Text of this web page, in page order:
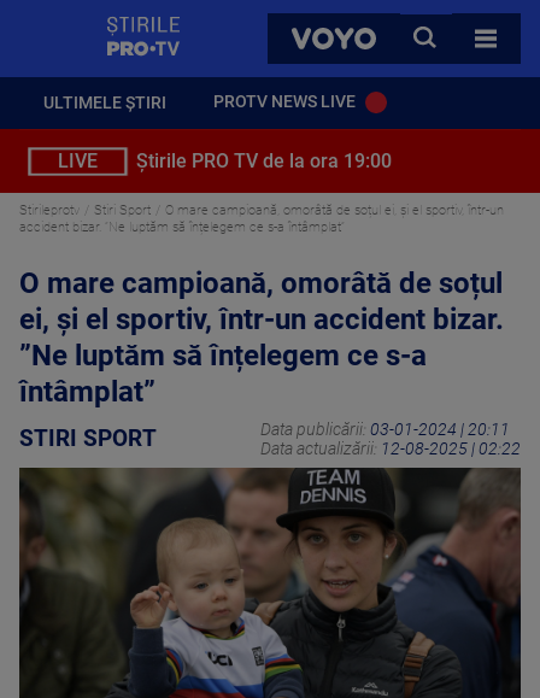
VOYO
CAUTA
TOATE
ULTIMELE ȘTIRI PROTV NEWS LIVE
LIVE Știrile PRO TV de la ora 19:00
Stirileprotv Stiri Sport
O mare campioană, omorâtă de soțul ei, și el sportiv, într-un
accident bizar. ”Ne luptăm să înțelegem ce s-a întâmplat”
O mare campioană, omorâtă de soțul
ei, și el sportiv, într-un accident bizar.
”Ne luptăm să înțelegem ce s-a
întâmplat”
STIRI SPORT Data publicării: 03-01-2024 | 20:11
Data actualizării: 12-08-2025 | 02:22